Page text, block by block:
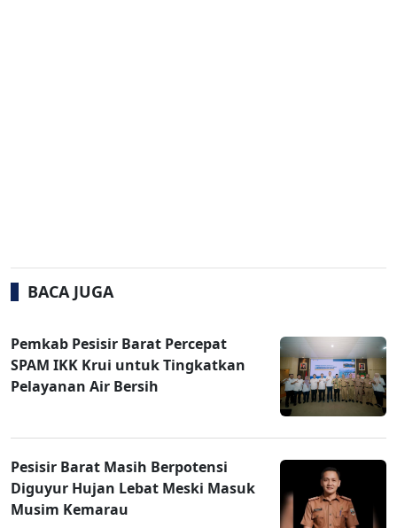
BACA JUGA
Pemkab Pesisir Barat Percepat
SPAM IKK Krui untuk Tingkatkan
Pelayanan Air Bersih
Pesisir Barat Masih Berpotensi
Diguyur Hujan Lebat Meski Masuk
Musim Kemarau